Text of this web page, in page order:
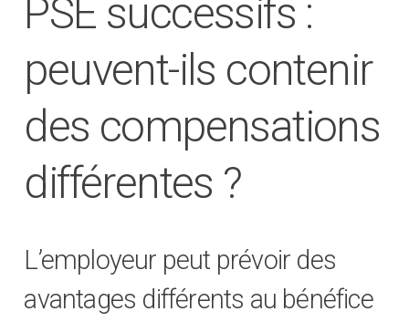
PSE successifs :
peuvent-ils contenir
des compensations
différentes ?
L’employeur peut prévoir des
avantages différents au bénéfice